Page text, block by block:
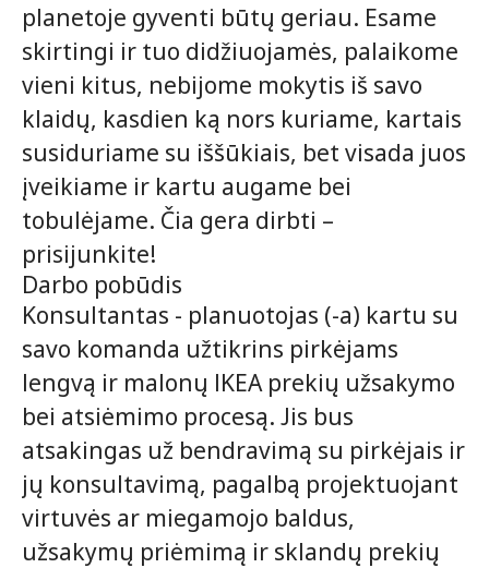
planetoje gyventi būtų geriau. Esame
skirtingi ir tuo didžiuojamės, palaikome
vieni kitus, nebijome mokytis iš savo
klaidų, kasdien ką nors kuriame, kartais
susiduriame su iššūkiais, bet visada juos
įveikiame ir kartu augame bei
tobulėjame. Čia gera dirbti –
prisijunkite!
Darbo pobūdis
Konsultantas - planuotojas (-a) kartu su
savo komanda užtikrins pirkėjams
lengvą ir malonų IKEA prekių užsakymo
bei atsiėmimo procesą. Jis bus
atsakingas už bendravimą su pirkėjais ir
jų konsultavimą, pagalbą projektuojant
virtuvės ar miegamojo baldus,
užsakymų priėmimą ir sklandų prekių